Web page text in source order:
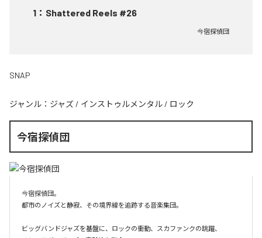
1 ： Shattered Reels #26
今宿探偵団
SNAP
ジャンル： ジャズ / インストゥルメンタル / ロック
今宿探偵団
今宿探偵団。
都市のノイズと静寂、その境界線を追跡する音楽集団。
ビッグバンドジャズを基盤に、ロックの衝動、スカファンクの跳躍、